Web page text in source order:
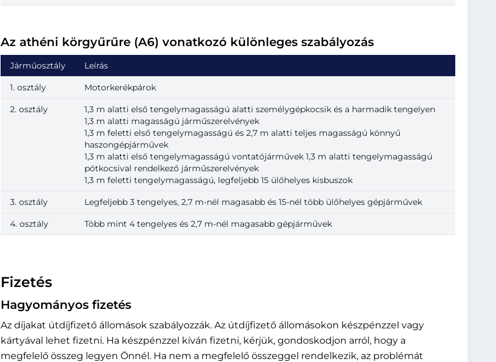
Az athéni körgyűrűre (A6) vonatkozó különleges szabályozás
Járműosztály Leírás
1. osztály Motorkerékpárok
2. osztály
1,3 m alatti első tengelymagasságú alatti személygépkocsik és a harmadik tengelyen
1,3 m alatti magasságú járműszerelvények
1,3 m feletti első tengelymagasságú és 2,7 m alatti teljes magasságú könnyű
haszongépjárművek
1,3 m alatti első tengelymagasságú vontatójárművek 1,3 m alatti tengelymagasságú
pótkocsival rendelkező járműszerelvények
1,3 m feletti tengelymagasságú, legfeljebb 15 ülőhelyes kisbuszok
3. osztály Legfeljebb 3 tengelyes, 2,7 m-nél magasabb és 15-nél több ülőhelyes gépjárművek
4. osztály Több mint 4 tengelyes és 2,7 m-nél magasabb gépjárművek
Fizetés
Hagyományos fizetés
Az díjakat útdíjfizető állomások szabályozzák. Az útdíjfizető állomásokon készpénzzel vagy
kártyával lehet fizetni. Ha készpénzzel kíván fizetni, kérjük, gondoskodjon arról, hogy a
megfelelő összeg legyen Önnél. Ha nem a megfelelő összeggel rendelkezik, az problémát